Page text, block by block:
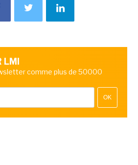
comme plus de 50000
OK